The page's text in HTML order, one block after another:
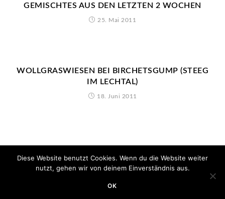
GEMISCHTES AUS DEN LETZTEN 2 WOCHEN
25. Mai 2011
WOLLGRASWIESEN BEI BIRCHETSGUMP (STEEG
IM LECHTAL)
18. Juni 2011
Copyright 2020 - Minimum
Diese Website benutzt Cookies. Wenn du die Website weiter
nutzt, gehen wir von deinem Einverständnis aus.
OK